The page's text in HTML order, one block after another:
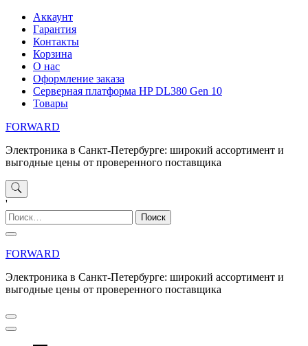
Перейти
содержимому
Аккаунт
Гарантия
Контакты
Корзина
О нас
Оформление заказа
Серверная платформа HP DL380 Gen 10
Товары
FORWARD
Электроника в Санкт-Петербурге: широкий ассортимент и
выгодные цены от проверенного поставщика
'
Найти:
FORWARD
Электроника в Санкт-Петербурге: широкий ассортимент и
выгодные цены от проверенного поставщика